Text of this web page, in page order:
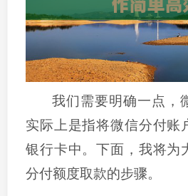
我们需要明确一点，
实际上是指将微信分付账
银行卡中。下面，我将为
分付额度取款的步骤。